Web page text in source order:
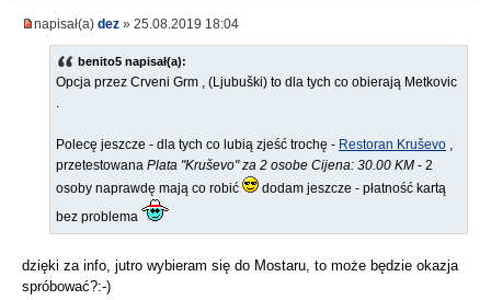
napisał(a) dez » 25.08.2019 18:04
benito5 napisał(a):
Opcja przez Crveni Grm , (Ljubuški) to dla tych co obierają Metkovic
.
Polecę jeszcze - dla tych co lubią zjeść trochę - Restoran Kruševo ,
przetestowana Plata "Kruševo" za 2 osobe Cijena: 30.00 KM - 2
osoby naprawdę mają co robić
dodam jeszcze - płatność kartą
bez problema
dzięki za info, jutro wybieram się do Mostaru, to może będzie okazja
spróbować?:-)